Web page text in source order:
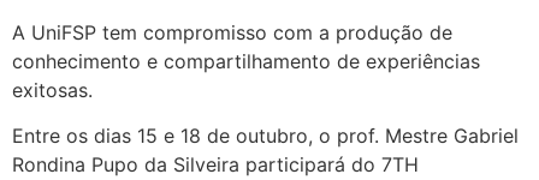
A UniFSP tem compromisso com a produção de
conhecimento e compartilhamento de experiências
exitosas.
Entre os dias 15 e 18 de outubro, o prof. Mestre Gabriel
Rondina Pupo da Silveira participará do 7TH